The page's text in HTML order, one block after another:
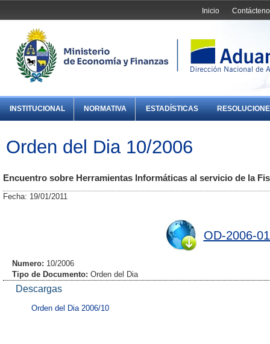
Inicio
INSTITUCIONAL NORMATIVA ESTADÍSTICAS
Orden del Dia 10/2006
Encuentro sobre Herramientas Informáticas al servicio de la
Fecha: 19/01/2011
OD-2006-
Numero: 10/2006
Tipo de Documento: Orden del Dia
Descargas
Orden del Dia 2006/10